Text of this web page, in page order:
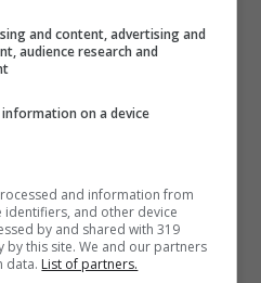
and content, advertising and
audience research and
on a device
and information from
identifiers, and other device
by and shared with 319
by this site. We and our partners
data. List of partners.